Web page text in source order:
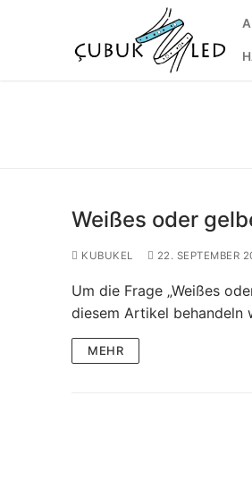
Weißes oder
KUBUKEL 22. SEPTEMBER
Um die Frage „Weißes
diesem Artikel behandeln
MEHR